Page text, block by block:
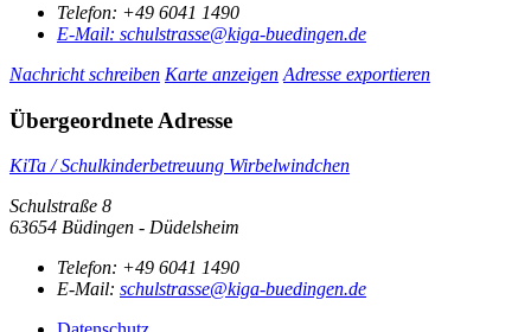
Telefon: +49 6041 1490
E-Mail: schulstrasse@kiga-buedingen.de
Nachricht schreiben Karte anzeigen Adresse exportieren
Übergeordnete Adresse
KiTa / Schulkinderbetreuung Wirbelwindchen
Schulstraße 8
63654 Büdingen - Düdelsheim
Telefon: +49 6041 1490
E-Mail: schulstrasse@kiga-buedingen.de